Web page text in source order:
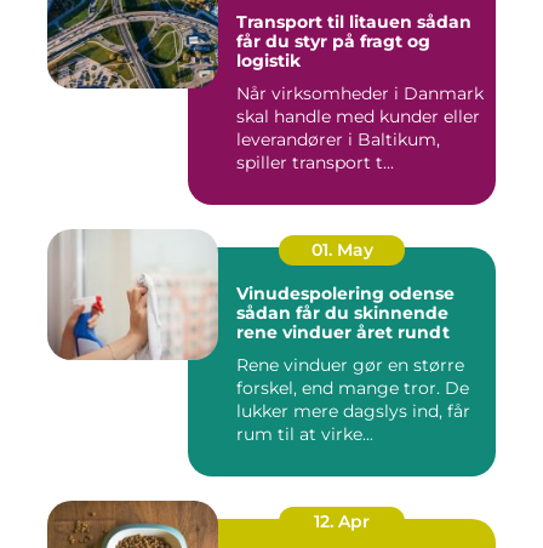
Transport til litauen sådan
får du styr på fragt og
logistik
Når virksomheder i Danmark
skal handle med kunder eller
leverandører i Baltikum,
spiller transport t...
01. May
Vinudespolering odense
sådan får du skinnende
rene vinduer året rundt
Rene vinduer gør en større
forskel, end mange tror. De
lukker mere dagslys ind, får
rum til at virke...
12. Apr